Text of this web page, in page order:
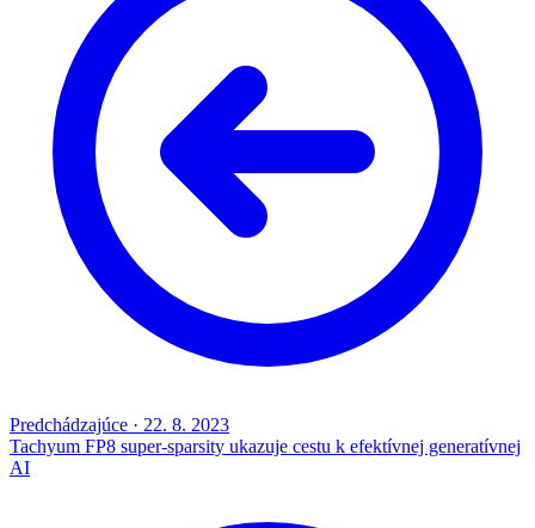
Predchádzajúce · 22. 8. 2023
Tachyum FP8 super-sparsity ukazuje cestu k efektívnej generatívnej
AI